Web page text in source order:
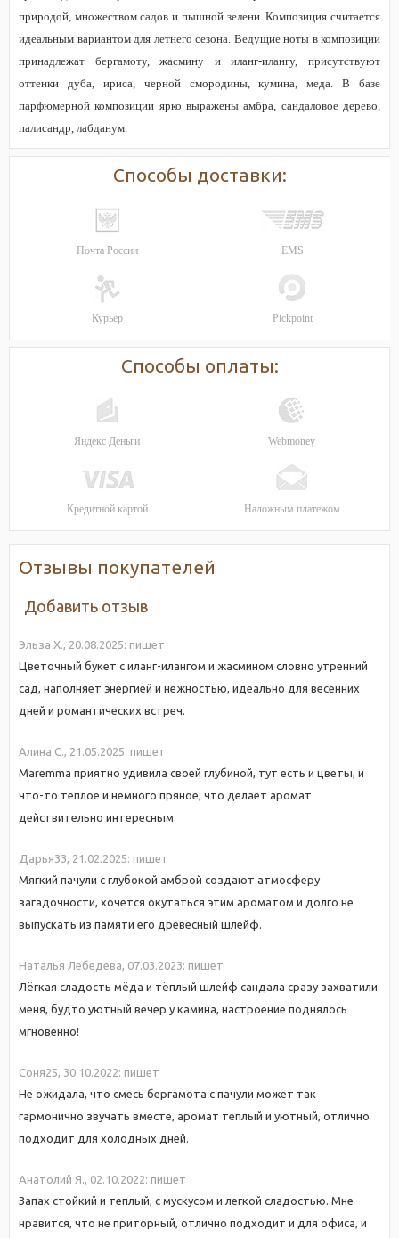
природой, множеством садов и пышной зелени. Композиция считается
идеальным вариантом для летнего сезона. Ведущие ноты в композиции
принадлежат бергамоту, жасмину и иланг-илангу, присутствуют
оттенки дуба, ириса, черной смородины, кумина, меда. В базе
парфюмерной композиции ярко выражены амбра, сандаловое дерево,
палисандр, лабданум.
Способы доставки:
Почта России EMS
Курьер Pickpoint
Способы оплаты:
Яндекс Деньги Webmoney
Кредитной картой Наложным платежом
Отзывы покупателей
Добавить отзыв
Эльза Х., 20.08.2025: пишет
Цветочный букет с иланг-илангом и жасмином словно утренний
сад, наполняет энергией и нежностью, идеально для весенних
дней и романтических встреч.
Алина С., 21.05.2025: пишет
Maremma приятно удивила своей глубиной, тут есть и цветы, и
что-то теплое и немного пряное, что делает аромат
действительно интересным.
Дарья33, 21.02.2025: пишет
Мягкий пачули с глубокой амброй создают атмосферу
загадочности, хочется окутаться этим ароматом и долго не
выпускать из памяти его древесный шлейф.
Наталья Лебедева, 07.03.2023: пишет
Лёгкая сладость мёда и тёплый шлейф сандала сразу захватили
меня, будто уютный вечер у камина, настроение поднялось
мгновенно!
Соня25, 30.10.2022: пишет
Не ожидала, что смесь бергамота с пачули может так
гармонично звучать вместе, аромат теплый и уютный, отлично
подходит для холодных дней.
Анатолий Я., 02.10.2022: пишет
Запах стойкий и теплый, с мускусом и легкой сладостью. Мне
нравится, что не приторный, отлично подходит и для офиса, и